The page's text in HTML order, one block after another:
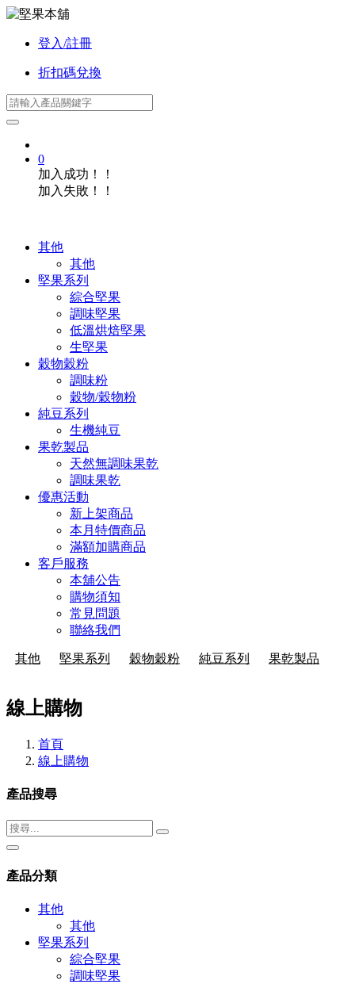
登入/註冊
折扣碼兌換
0
加入成功！！
加入失敗！！
其他
其他
堅果系列
綜合堅果
調味堅果
低溫烘焙堅果
生堅果
穀物穀粉
調味粉
穀物/穀物粉
純豆系列
生機純豆
果乾製品
天然無調味果乾
調味果乾
優惠活動
新上架商品
本月特價商品
滿額加購商品
客戶服務
本舖公告
購物須知
常見問題
聯絡我們
其他 堅果系列 穀物穀粉 純豆系列 果乾製品
線上購物
首頁
線上購物
產品搜尋
產品分類
其他
其他
堅果系列
綜合堅果
調味堅果